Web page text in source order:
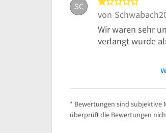
SC
von
Wir waren sehr
verlangt wurde
* Bewertungen sind subjektive
überprüft die Bewertungen